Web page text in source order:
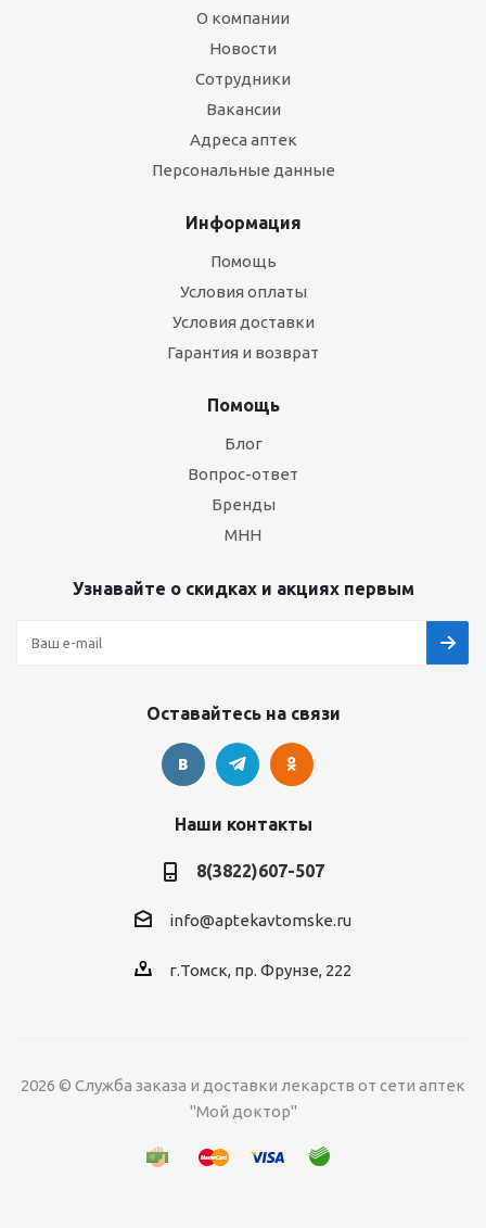
О компании
Новости
Сотрудники
Вакансии
Адреса аптек
Персональные данные
Информация
Помощь
Условия оплаты
Условия доставки
Гарантия и возврат
Помощь
Блог
Вопрос-ответ
Бренды
МНН
Узнавайте о скидках и акциях первым
Оставайтесь на связи
Наши контакты
8(3822)607-507
info@aptekavtomske.ru
г.Томск, пр. Фрунзе, 222
2026 © Служба заказа и доставки лекарств от сети аптек
"Мой доктор"
УЗНАВАЙТЕ ОБ
АКЦИЯХ И СКИДКАХ
Подписаться
Нажимая "Подписаться" вы
соглашаетесь сПолитикой